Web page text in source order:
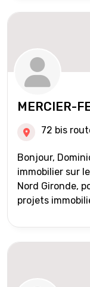
MERCIER-
72 bis
Bonjour,
immobilier sur
Nord Gironde,
projets